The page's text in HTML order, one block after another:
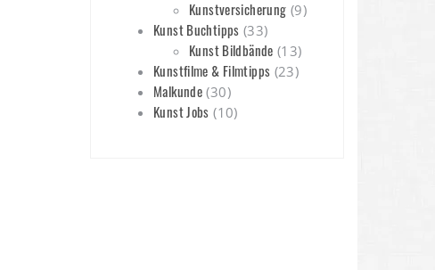
Kunstversicherung (9)
Kunst Buchtipps (33)
Kunst Bildbände (13)
Kunstfilme & Filmtipps (23)
Malkunde (30)
Kunst Jobs (10)